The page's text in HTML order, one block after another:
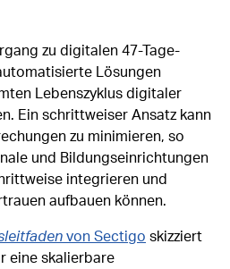
zu digitalen 47-Tage-
Lösungen
Lebenszyklus digitaler
Ein schrittweiser Ansatz kann
zu minimieren, so
und Bildungseinrichtungen
integrieren und
aufbauen können.
von Sectigo skizziert
eine skalierbare